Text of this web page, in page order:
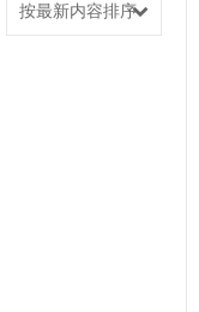
按最新内容排序